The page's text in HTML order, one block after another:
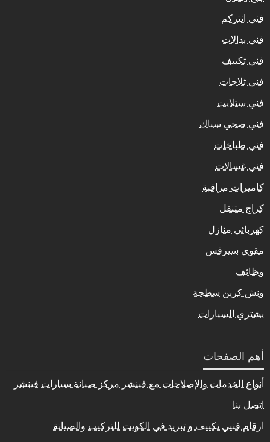
فني انتركم
فني بدالات
فني تكييف
فني ثلاجات
فني ستلايت
فني صحي سباك
فني طباخات
فني غسالات
كاميرات مراقبة
كراج متنقل
كهربائي منازل
مقوي سيرفس
وظائف
ونش كرين سطحة
يشتري السيارات
أهم الصفحات
أنواع الخدمات والإصلاحات مع فينشر مركز صيانة سيارات فينشر
اتصل بنا
ارقام فنيي تكييف و تبريد في الكويت للتركيب والصيانة